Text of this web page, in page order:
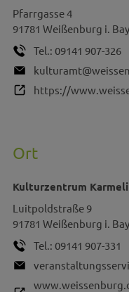
Pfarrgasse 4
91781 Weißenburg i.
Tel.: 09141 907-326
https://
Ort
Kulturzentrum
Luitpoldstraße 9
91781 Weißenburg i. Bay.
Tel.: 09141 907-331